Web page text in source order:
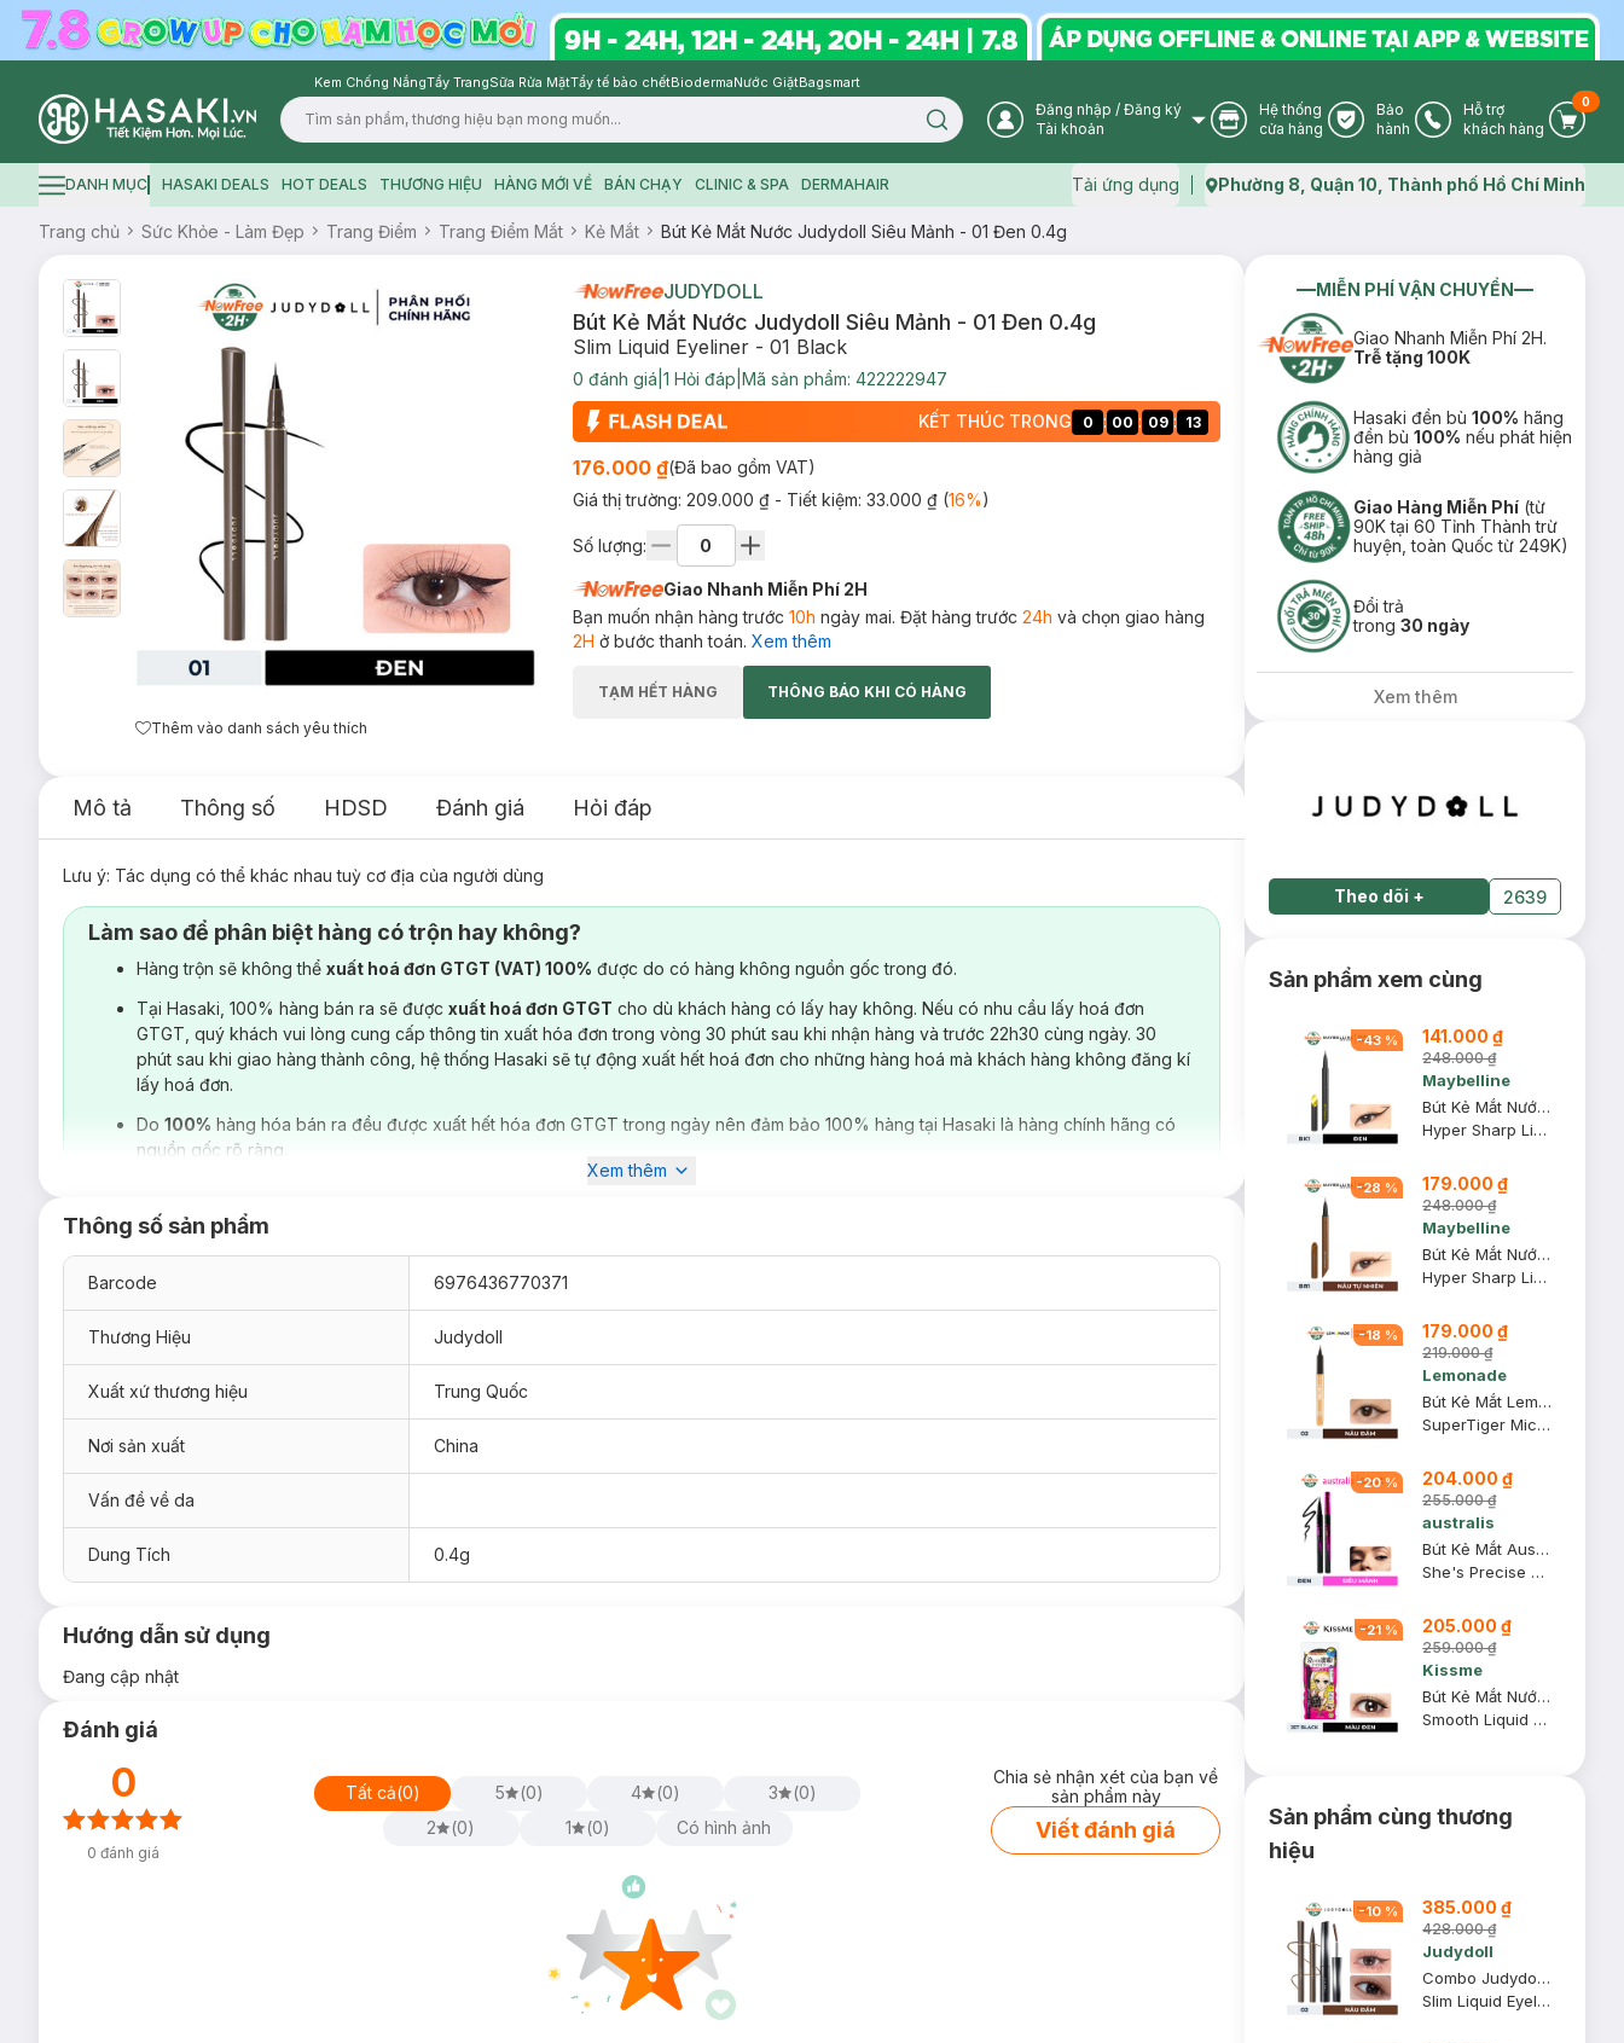
Kem Chống NắngTẩy TrangSữa Rửa MặtTẩy tế bào chếtBiodermaNước GiặtBagsmart
Logo
Search icon User Icon
Đăng nhập / Đăng ký
Tài khoản
Store Icon
Hệ thống
cửa hàng
Warranty Icon
Bảo
hành
Phone Icon
Hỗ trợ
khách hàng
Cart
0
Hamburger icon
DANH MỤC HASAKI DEALS HOT DEALS THƯƠNG HIỆU HÀNG MỚI VỀ BÁN CHẠY CLINIC & SPA DERMAHAIR Tải ứng dụng Map icon
Phường 8, Quận 10, Thành phố Hồ Chí Minh
Trang chủ Sức Khỏe - Làm Đẹp Trang Điểm Trang Điểm Mắt Kẻ Mắt Bút Kẻ Mắt Nước Judydoll Siêu Mảnh - 01 Đen 0.4g
Thêm vào danh sách yêu thích
JUDYDOLL
Bút Kẻ Mắt Nước Judydoll Siêu Mảnh - 01 Đen 0.4g
Slim Liquid Eyeliner - 01 Black
0 đánh giá 1 Hỏi đáp Mã sản phẩm: 422222947
KẾT THÚC TRONG 0 : 00 : 09 : 12
176.000 ₫(Đã bao gồm VAT)
Giá thị trường: 209.000 ₫ - Tiết kiệm: 33.000 ₫(16%)
Số lượng:
Giao Nhanh Miễn Phí 2H
Bạn muốn nhận hàng trước 10h ngày mai. Đặt hàng trước 24h và chọn giao hàng
2H ở bước thanh toán. Xem thêm
TẠM HẾT HÀNG THÔNG BÁO KHI CÓ HÀNG
Mô tả Thông số HDSD Đánh giá Hỏi đáp
Lưu ý: Tác dụng có thể khác nhau tuỳ cơ địa của người dùng
Làm sao để phân biệt hàng có trộn hay không?
Hàng trộn sẽ không thể xuất hoá đơn GTGT (VAT) 100% được do có hàng không nguồn gốc trong đó.
Tại Hasaki, 100% hàng bán ra sẽ được xuất hoá đơn GTGT cho dù khách hàng có lấy hay không. Nếu có nhu cầu lấy hoá đơn
GTGT, quý khách vui lòng cung cấp thông tin xuất hóa đơn trong vòng 30 phút sau khi nhận hàng và trước 22h30 cùng ngày. 30
phút sau khi giao hàng thành công, hệ thống Hasaki sẽ tự động xuất hết hoá đơn cho những hàng hoá mà khách hàng không đăng kí
lấy hoá đơn.
Do 100% hàng hóa bán ra đều được xuất hết hóa đơn GTGT trong ngày nên đảm bảo 100% hàng tại Hasaki là hàng chính hãng có
nguồn gốc rõ ràng.
Xem thêm
Thông số sản phẩm
Barcode 6976436770371
Thương Hiệu Judydoll
Xuất xứ thương hiệu Trung Quốc
Nơi sản xuất China
Vấn đề về da
Dung Tích 0.4g
Hướng dẫn sử dụng
Đang cập nhật
Đánh giá
0
0 đánh giá
Tất cả(0) 5 (0) 4 (0) 3 (0)
2
(0) 1 (0) Có hình ảnh
Chia sẻ nhận xét của bạn về
sản phẩm này
Viết đánh giá
MIỄN PHÍ VẬN CHUYỂN
Giao Nhanh Miễn Phí 2H.
Trễ tặng 100K
Hasaki đền bù100% hãng
đền bù100% nếu phát hiện
hàng giả
Giao Hàng Miễn Phí (từ
90K tại 60 Tỉnh Thành trừ
huyện, toàn Quốc từ 249K)
Đổi trả
trong30 ngày
Xem thêm
Theo dõi + 2639
Sản phẩm xem cùng
-43 % 141.000 ₫
248.000 ₫
Maybelline
Bút Kẻ Mắt Nước Maybelline Sắc Mảnh BK1 Đen Sắc Sảo 0.4g
Hyper Sharp Liner Extreme #BK-1 Ultra Black
-28 % 179.000 ₫
248.000 ₫
Maybelline
Bút Kẻ Mắt Nước Maybelline Sắc Mảnh BR1 Nâu Tự Nhiên 0.4g
Hyper Sharp Liner Extreme #BR-1 Natural Brown
-18 % 179.000 ₫
219.000 ₫
Lemonade
Bút Kẻ Mắt Lemonade Siêu Mảnh 02 Brown Nâu Đậm 1g
SuperTiger Micro Eyeliner
-20% 204.000 ₫
255.000 ₫
australis
Bút Kẻ Mắt Australis Siêu Mảnh Không Lem Không Trôi
She's Precise Liquid Eyeliner
-21% 205.000 ₫
259.000 ₫
Kissme
Bút Kẻ Mắt Nước Kissme Siêu Mượt Không Trôi Màu Đen 0.4ml
Smooth Liquid Eyeliner Super Keep #01 Jet Black Black
Sản phẩm cùng thương
hiệu
-10 % 385.000 ₫
428.000 ₫
Judydoll
Combo Judydoll Bút Kẻ Mắt Nước Siêu Mảnh 02 Nâu 0.4g + Mascara Đầu Siêu Cong 6 Độ 02 Nâu 2g
Slim Liquid Eyeliner + Curling Iron Mascara - 6° Curling Design